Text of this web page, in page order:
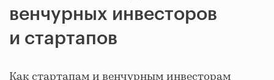
венчурных инвесторов
и стартапов